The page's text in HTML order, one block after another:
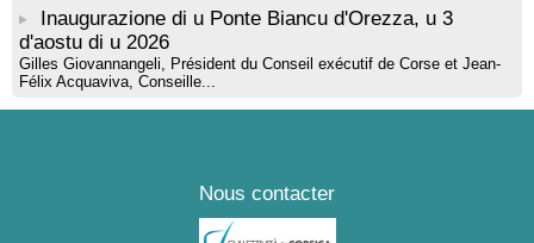
Inaugurazione di u Ponte Biancu d'Orezza, u 3
d'aostu di u 2026
Gilles Giovannangeli, Président du Conseil exécutif de Corse et Jean-
Félix Acquaviva, Conseille...
Nous contacter